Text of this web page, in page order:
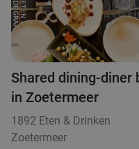
Shared dining-diner
in Zoetermeer
1892 Eten & Drinken
Zoetermeer